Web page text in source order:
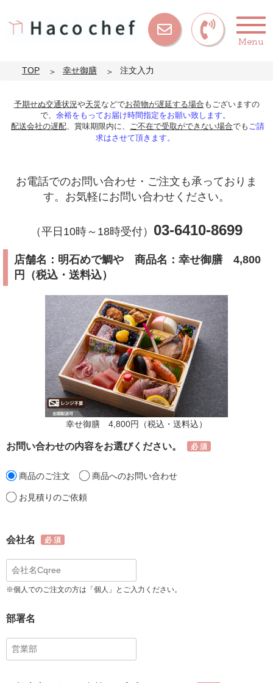
お問い
Menu
TOP 幸せ御膳 注文入力
予期せぬ交通状況や天災 などでお荷物が遅延する場合もございますの
で、 余裕をもってお届け時間指定をお願い致します。
配送会社の遅配、賞味期限内に、 ご不在で受取ができない場合でも ご請
求はさせて頂きます。
お電話でのお問い合わせ・ご注文も承っておりま
す。お気軽にお問い合わせください。
（平日10時～18時受付） 03-6410-8699
店舗名：明石めで鯛や 商品名：幸せ御膳 4,800
円（税込・送料込）
幸せ御膳 4,800円（税込・送料込）
お問い合わせの内容をお選びください。
商品のご注文 商品へのお問い合わせ
お見積りのご依頼
会社名
※個人でのご注文の方は「個人」とご入力ください。
部署名